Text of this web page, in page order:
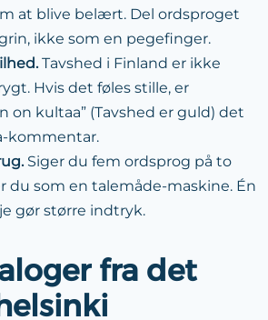
at blive belært. Del ordsproget
ikke som en pegefinger.
Tavshed i Finland er ikke
Hvis det føles stille, er
on kultaa” (Tavshed er guld) det
kommentar.
Siger du fem ordsprog på to
du som en talemåde-maskine. Én
gør større indtryk.
fra det